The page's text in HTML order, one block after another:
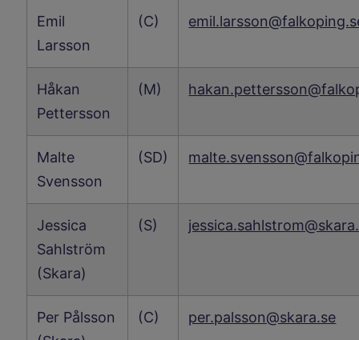
Emil
Larsson
(C)
Håkan
Pettersson
(M)
Malte
Svensson
(SD)
Jessica
Sahlström
(Skara)
(S)
Per Pålsson
(C) per.palsson@skara.se